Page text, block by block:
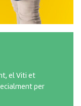
el Viti et
per